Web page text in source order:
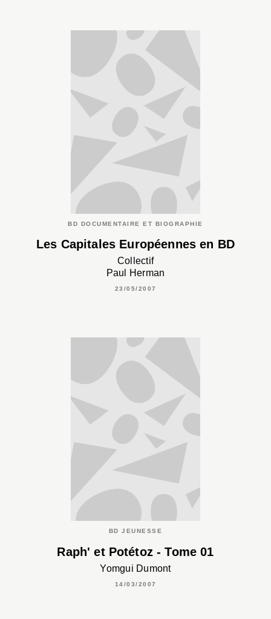
BD DOCUMENTAIRE ET BIOGRAPHIE
Les Capitales Européennes en BD
Collectif
Paul Herman
23/05/2007
BD JEUNESSE
Raph' et Potétoz - Tome 01
Yomgui Dumont
14/03/2007